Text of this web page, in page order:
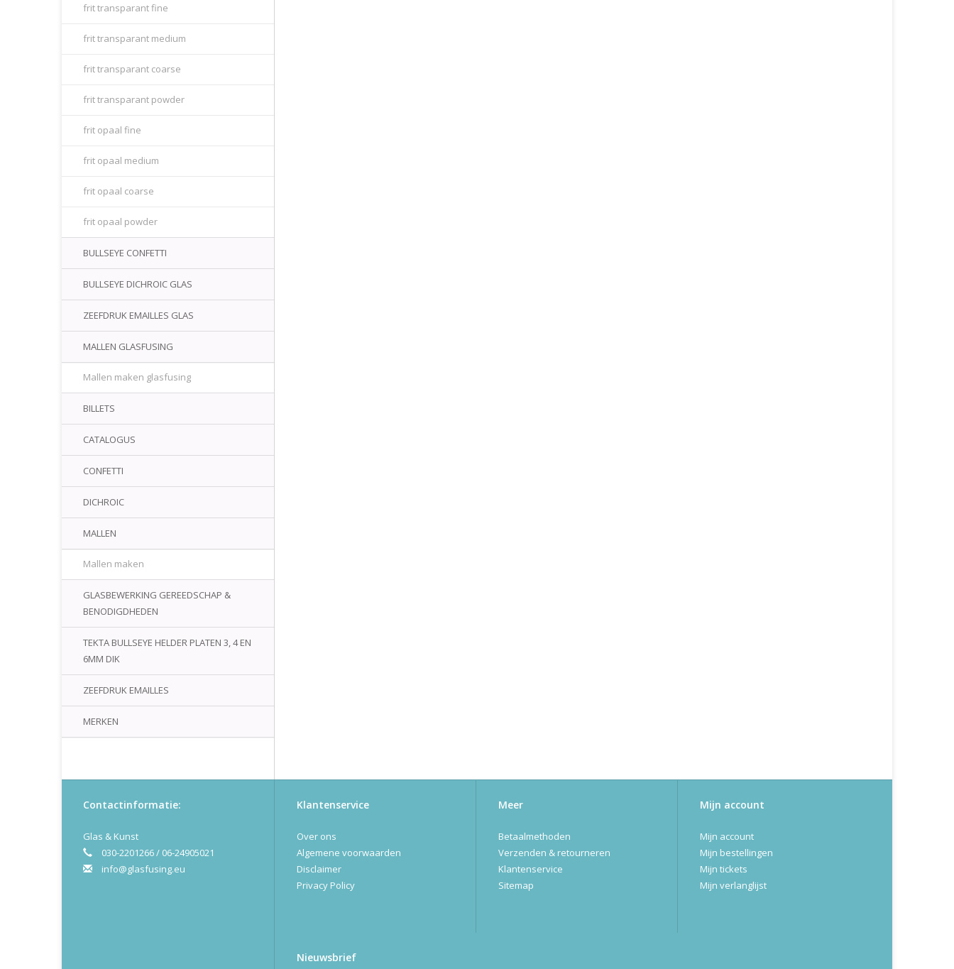
frit transparant fine
frit transparant medium
frit transparant coarse
frit transparant powder
frit opaal fine
frit opaal medium
frit opaal coarse
frit opaal powder
BULLSEYE CONFETTI
BULLSEYE DICHROIC GLAS
ZEEFDRUK EMAILLES GLAS
MALLEN GLASFUSING
Mallen maken glasfusing
BILLETS
CATALOGUS
CONFETTI
DICHROIC
MALLEN
Mallen maken
GLASBEWERKING GEREEDSCHAP &
BENODIGDHEDEN
TEKTA BULLSEYE HELDER PLATEN 3, 4 EN
6MM DIK
ZEEFDRUK EMAILLES
MERKEN
Contactinformatie:
Glas & Kunst
030-2201266 / 06-24905021
info@glasfusing.eu
Klantenservice
Over ons
Algemene voorwaarden
Disclaimer
Privacy Policy
Meer
Betaalmethoden
Verzenden & retourneren
Klantenservice
Sitemap
Mijn account
Mijn account
Mijn bestellingen
Mijn tickets
Mijn verlanglijst
Nieuwsbrief